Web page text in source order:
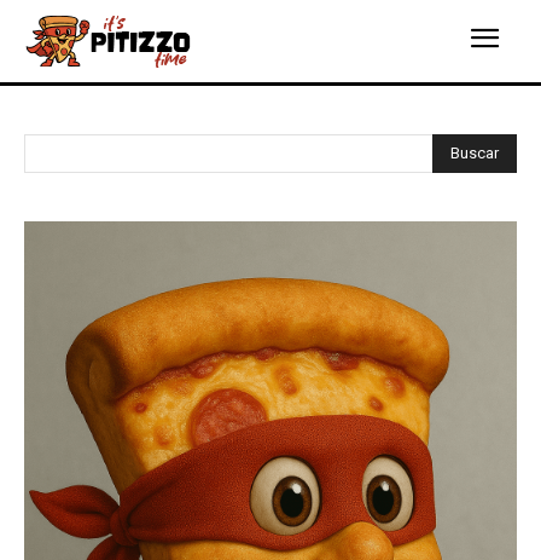
Buscar